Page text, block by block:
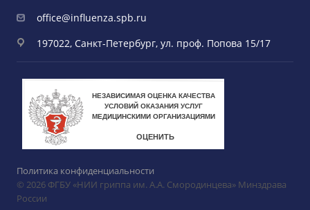
office@influenza.spb.ru
197022, Санкт-Петербург, ул. проф. Попова 15/17
Политика конфиденциальности
© 2026 ФГБУ «НИИ гриппа им. А.А. Смородинцева» Минздрава
России